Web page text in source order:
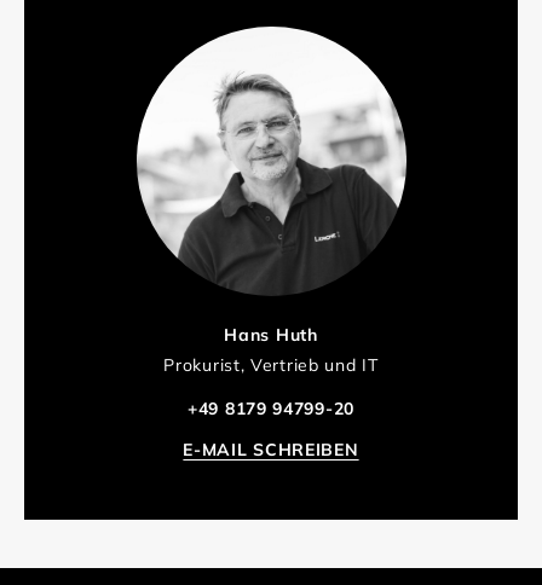
Hans Huth
Prokurist, Vertrieb und IT
+49 8179 94799-20
E-MAIL SCHREIBEN